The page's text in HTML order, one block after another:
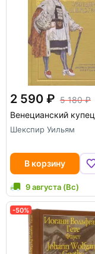
2 590
5 180
Венецианский купец
Шекспир Уильям
В корзину
9 августа (Вс)
-50%